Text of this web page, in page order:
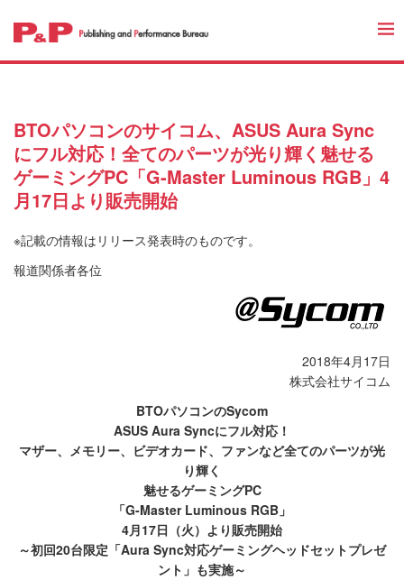
BTOパソコンのサイコム、ASUS Aura Sync
にフル対応！全てのパーツが光り輝く魅せる
ゲーミングPC「G-Master Luminous RGB」4
月17日より販売開始
※記載の情報はリリース発表時のものです。
報道関係者各位
2018年4月17日
株式会社サイコム
BTOパソコンのSycom
ASUS Aura Syncにフル対応！
マザー、メモリー、ビデオカード、ファンなど全てのパーツが光
り輝く
魅せるゲーミングPC
「G-Master Luminous RGB」
4月17日（火）より販売開始
～初回20台限定「Aura Sync対応ゲーミングヘッドセットプレゼ
ント」も実施～